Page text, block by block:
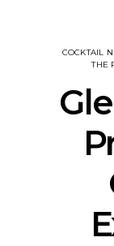
COCKTAIL
THE